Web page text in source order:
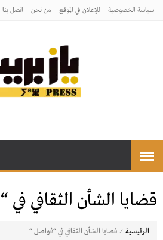
سياسة الخصوصية للإعلان في الموقع من نحن اتصل بنـا
قضايا الشأن الثقافي
الرئيسية ⁄ قضايا الشأن الثقافي في “فواصل “